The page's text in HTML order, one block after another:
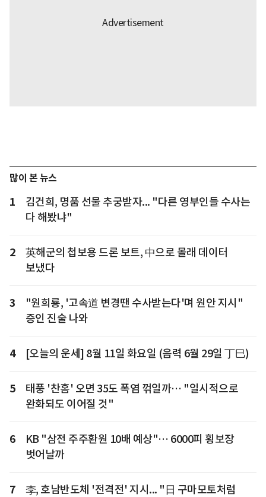
많이 본 뉴스
1
김건희, 명품 선물 추궁받자... "다른 영부인들 수사는
다 해봤냐"
2
英해군의 첩보용 드론 보트, 中으로 몰래 데이터
보냈다
3
"원희룡, '고속道 변경땐 수사받는다'며 원안 지시"
증인 진술 나와
4 [오늘의 운세] 8월 11일 화요일 (음력 6월 29일 丁巳)
5
태풍 '찬홈' 오면 35도 폭염 꺾일까… "일시적으로
완화되도 이어질 것"
6
KB "삼전 주주환원 10배 예상"… 6000피 횡보장
벗어날까
7
李, 호남반도체 '전격전' 지시... "日 구마모토처럼